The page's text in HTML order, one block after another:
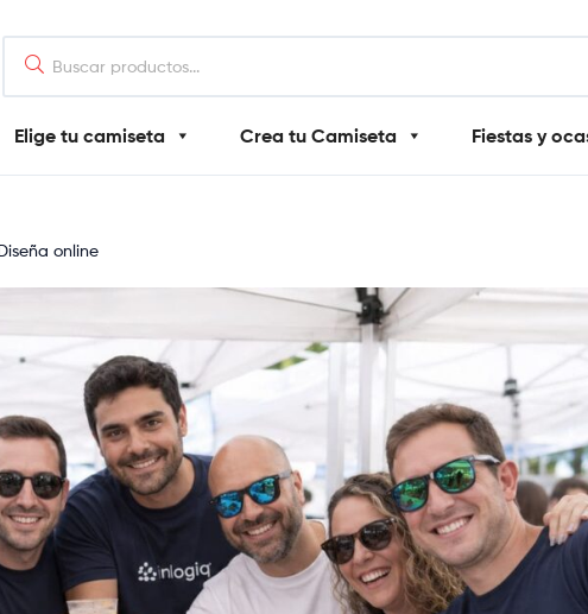
Elige tu camiseta Crea tu Camiseta Fiestas y
online